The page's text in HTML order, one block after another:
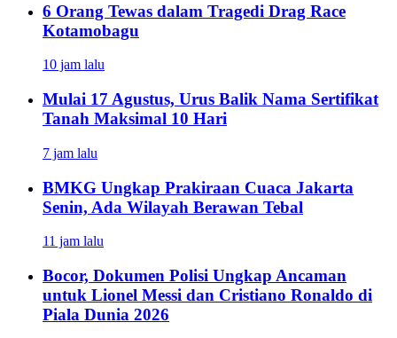
6 Orang Tewas dalam Tragedi Drag Race
Kotamobagu
10 jam lalu
Mulai 17 Agustus, Urus Balik Nama Sertifikat
Tanah Maksimal 10 Hari
7 jam lalu
BMKG Ungkap Prakiraan Cuaca Jakarta
Senin, Ada Wilayah Berawan Tebal
11 jam lalu
Bocor, Dokumen Polisi Ungkap Ancaman
untuk Lionel Messi dan Cristiano Ronaldo di
Piala Dunia 2026